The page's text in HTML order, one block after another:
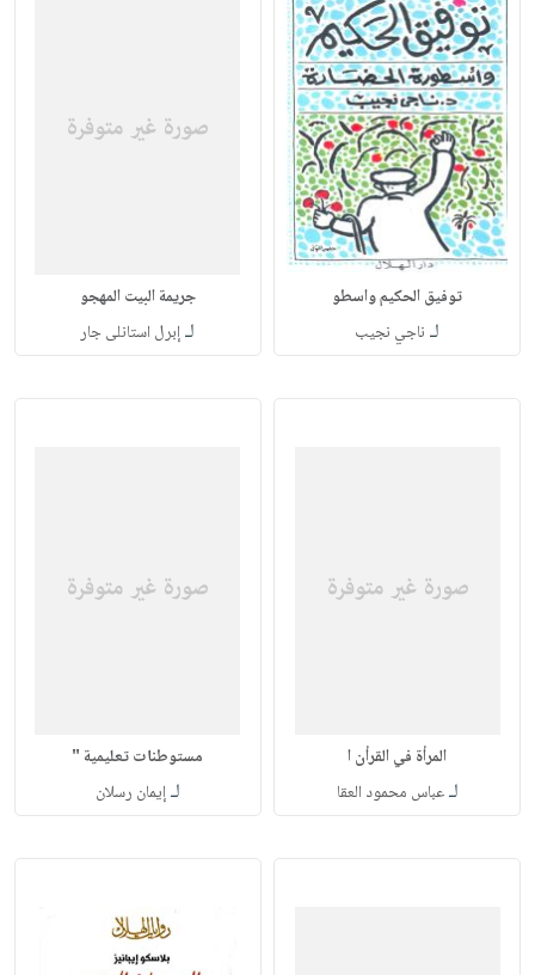
توفيق الحكيم واسطو
لـ ناجي نجيب
جريمة البيت المهجو
لـإبرل استانلى جار
المرأة في القرأن ا
لـعباس محمود العقا
مستوطنات تعليمية "
لـإيمان رسلان